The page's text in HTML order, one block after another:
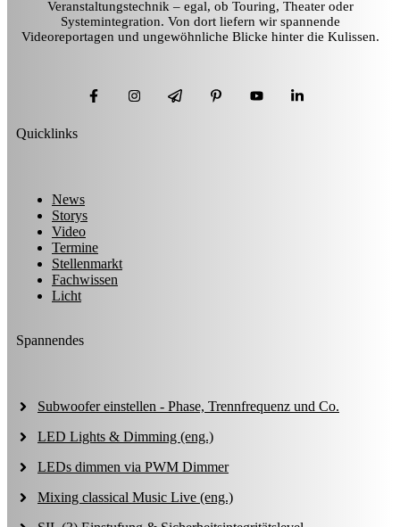
Veranstaltungstechnik – egal, ob Touring, Theater oder
Systemintegration. Von dort liefern wir spannende
Videoreportagen und ungewöhnliche Blicke hinter die Kulissen.
Quicklinks
News
Storys
Video
Termine
Stellenmarkt
Fachwissen
Licht
Spannendes
Subwoofer einstellen - Phase, Trennfrequenz und Co.
LED Lights & Dimming (eng.)
LEDs dimmen via PWM Dimmer
Mixing classical Music Live (eng.)